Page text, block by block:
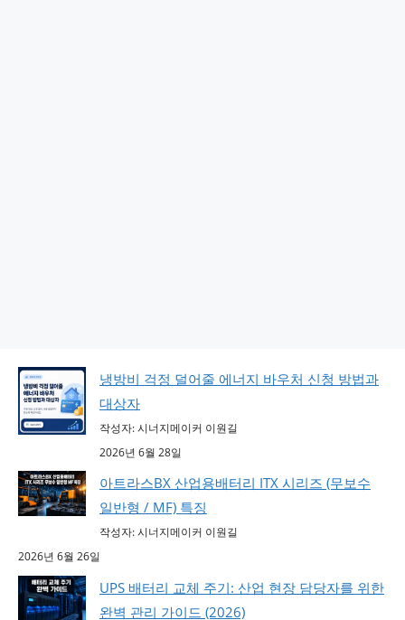
냉방비 걱정 덜어줄 에너지 바우처 신청 방법과
대상자
작성자: 시너지메이커 이원길
2026년 6월 28일
아트라스BX 산업용배터리 ITX 시리즈 (무보수
일반형 / MF) 특징
작성자: 시너지메이커 이원길
2026년 6월 26일
UPS 배터리 교체 주기: 산업 현장 담당자를 위한
완벽 관리 가이드 (2026)